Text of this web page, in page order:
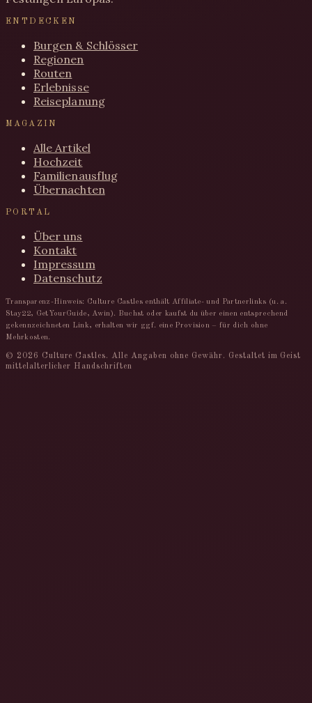
ENTDECKEN
Burgen & Schlösser
Regionen
Routen
Erlebnisse
Reiseplanung
MAGAZIN
Alle Artikel
Hochzeit
Familienausflug
Übernachten
PORTAL
Über uns
Kontakt
Impressum
Datenschutz
Transparenz-Hinweis: Culture Castles enthält Affiliate- und Partnerlinks (u. a.
Stay22, GetYourGuide, Awin). Buchst oder kaufst du über einen entsprechend
gekennzeichneten Link, erhalten wir ggf. eine Provision – für dich ohne
Mehrkosten.
© 2026 Culture Castles. Alle Angaben ohne Gewähr. Gestaltet im Geist
mittelalterlicher Handschriften